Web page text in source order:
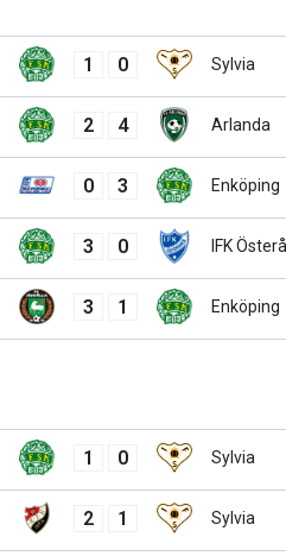
1 0 Sylvia
2 4 Arlanda
0 3 Enköping
3 0 IFK
3 1 Enköping
1 0 Sylvia
2 1 Sylvia